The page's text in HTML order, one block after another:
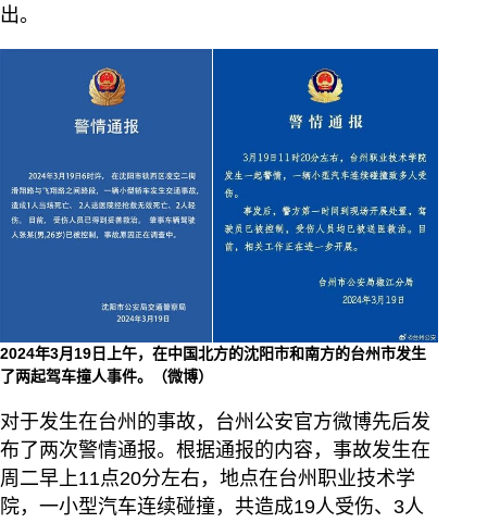
出。
2024年3月19日上午，在中国北方的沈阳市和南方的台州市发生
了两起驾车撞人事件。（微博）
对于发生在台州的事故，台州公安官方微博先后发
布了两次警情通报。根据通报的内容，事故发生在
周二早上11点20分左右，地点在台州职业技术学
院，一小型汽车连续碰撞，共造成19人受伤、3人